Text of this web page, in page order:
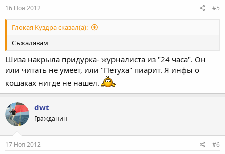
кастрираните животни няма да се заплаща такса, стана ясно
16 Ноя 2012 #5
Глокая Куздра сказал(а):
Съжалявам
Шиза накрыла придурка- журналиста из "24 часа". Он
или читать не умеет, или "Петуха" пиарит. Я инфы о
кошаках нигде не нашел.
dwt
Гражданин
17 Ноя 2012 #6